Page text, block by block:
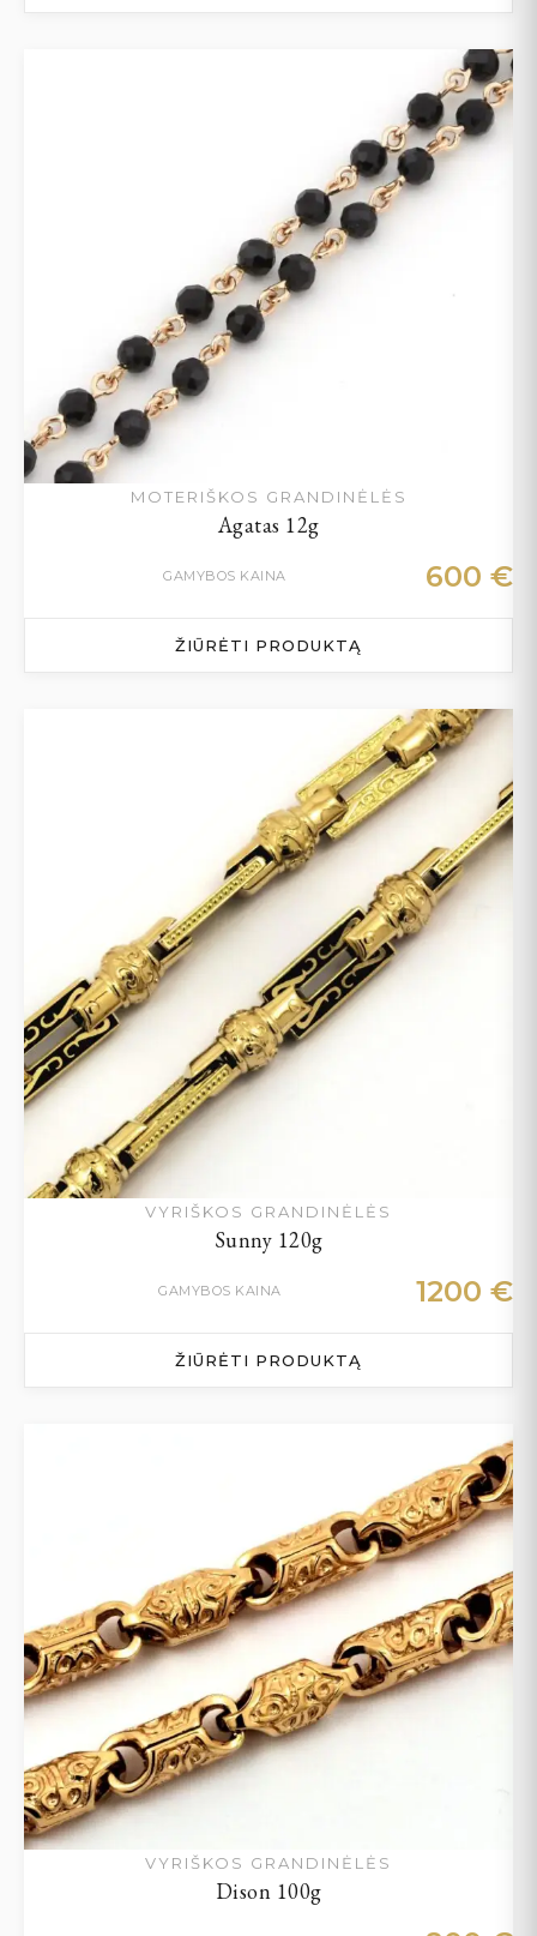
MOTERIŠKOS GRANDINĖLĖS
Agatas 12g
GAMYBOS KAINA 600 €
ŽIŪRĖTI PRODUKTĄ
VYRIŠKOS GRANDINĖLĖS
Sunny 120g
GAMYBOS KAINA 1200 €
ŽIŪRĖTI PRODUKTĄ
VYRIŠKOS GRANDINĖLĖS
Dison 100g